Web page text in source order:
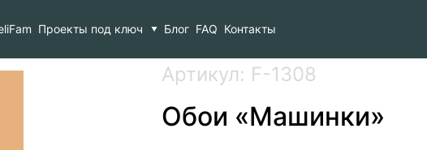
Проекты под ключ Блог FAQ Контакты
Артикул: F-1308
Обои «Машинки»